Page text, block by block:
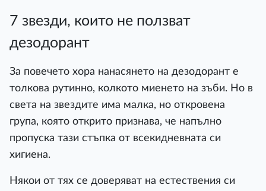
7 звезди, които не ползват
дезодорант
За повечето хора нанасянето на дезодорант е
толкова рутинно, колкото миенето на зъби. Но в
света на звездите има малка, но откровена
група, която открито признава, че напълно
пропуска тази стъпка от всекидневната си
хигиена.
Някои от тях се доверяват на естествения си